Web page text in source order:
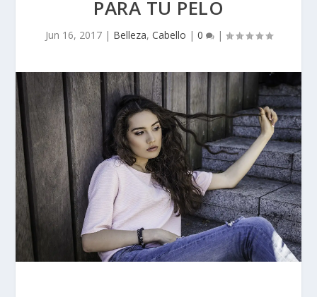
PARA TU PELO
Jun 16, 2017| Belleza, Cabello | 0 |